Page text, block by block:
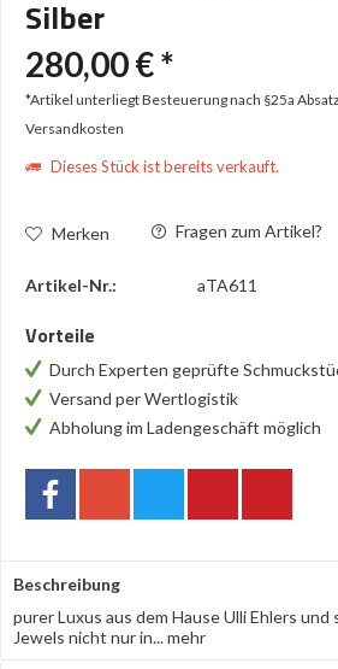
Silber
280,00 € *
*Artikel unterliegt Besteuerung nach §25a
Versandkosten
Dieses Stück ist bereits verkauft.
Merken Fragen zum Artikel?
Artikel-Nr.: aTA611
Vorteile
Durch Experten geprüfte
Versand per Wertlogistik
Abholung im Ladengeschäft möglich
Beschreibung
purer Luxus aus dem Hause Ulli Ehlers und
Jewels nicht nur in...mehr